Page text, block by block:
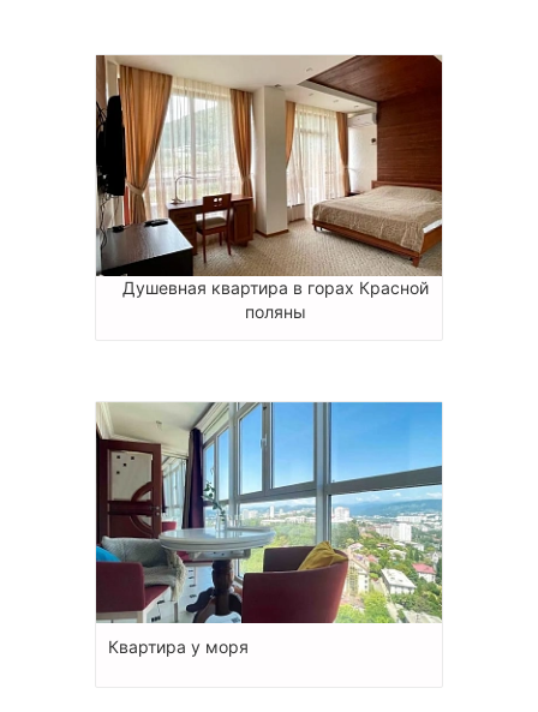
Душевная квартира в горах Красной
поляны
Квартира у моря